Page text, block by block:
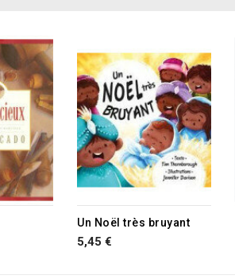
Un Noël très bruyant
5,45 €